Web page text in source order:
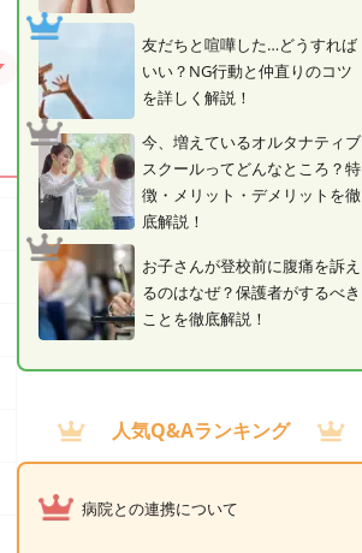
友だちと喧嘩した…どうすれば
いい？NG行動と仲直りのコツ
を詳しく解説！
今、増えているオルタナティブ
スクールってどんなところ？特
徴・メリット・デメリットを徹
底解説！
お子さんが登校前に腹痛を訴え
るのはなぜ？保護者がするべき
ことを徹底解説！
人気Q&Aランキング
病院との連携について